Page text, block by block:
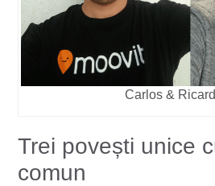
Carlos &
Trei povești unice
comun